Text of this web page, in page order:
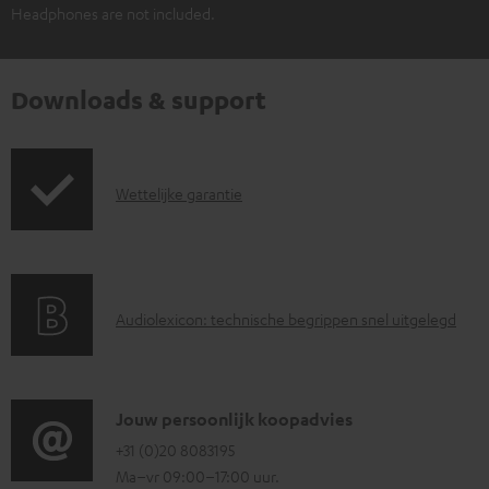
Headphones are not included.
Downloads & support
G
n
e
i
Wettelijke garantie
A
i
o
Audiolexicon: technische begrippen snel uitgelegd
C
o
Jouw persoonlijk koopadvies
+31 (0)20 8083195
Ma–vr 09:00–17:00 uur.